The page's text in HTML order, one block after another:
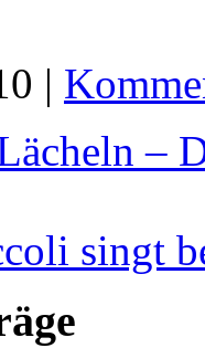
|
–
singt